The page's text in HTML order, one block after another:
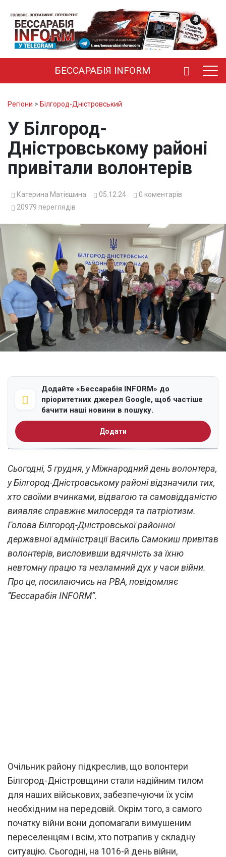
БЕССАРАБІЯ INFORM
Регіони > Білгород-Дністровський
У Білгород-
Дністровському районі
привітали волонтерів
Катерина Матієшина 05.12.24 0 коментарів
20979 переглядів
Додайте «Бессарабія INFORM» до
пріоритетних джерел Google, щоб частіше
бачити наші новини в пошуку.
Додати
Сьогодні, 5 грудня, у Міжнародний день волонтера,
у Білгород-Дністровському районі відзначили тих,
хто своїми вчинками, відвагою та самовідданістю
виявляє справжнє милосердя та патріотизм.
Голова Білгород-Дністровської районної
державної адміністрації Василь Самокиш привітав
волонтерів, висловивши вдячність за їхню
невтомну працю та незламний дух у часи війни.
Про це, посилаючись на РВА, повідомляє
“Бессарабія INFORM”.
Очільник району підкреслив, що волонтери
Білгород-Дністровщини стали надійним тилом
для наших військових, забезпечуючи їх усім
необхідним на передовій. Окрім того, з самого
початку війни вони допомагали вимушеним
переселенцям і всім, хто потрапив у складну
ситуацію. Сьогодні, на 1016-й день війни,